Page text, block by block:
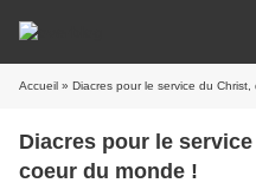
Accueil » Diacres pour le service du
Diacres pour le
coeur du monde !